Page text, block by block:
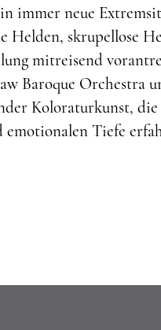
immer neue
Helden, skrupellose
mitreisend
Baroque Orchestra
Koloraturkunst,
Tiefe